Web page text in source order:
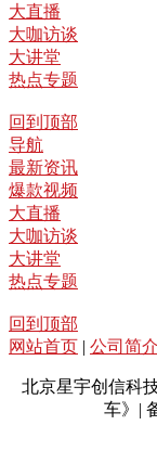
大直播
大咖访谈
大讲堂
热点专题
回到顶部
导航
最新资讯
爆款视频
大直播
大咖访谈
大讲堂
热点专题
回到顶部
网站首页 | 公司简介
北京星宇创信科
车》|